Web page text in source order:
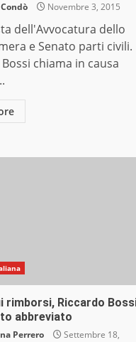
Novembre 3, 2015
dell'Avvocatura dello
e Senato parti civili.
chiama in causa
rimborsi, Riccardo
abbreviato
Perrero
Settembre 18,